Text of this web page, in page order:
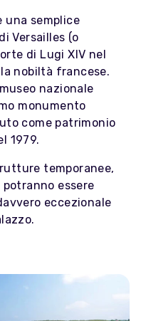
una semplice
Versailles (o
di Lugi XIV nel
nobiltà francese.
nazionale
monumento
come patrimonio
1979.
temporanee,
essere
eccezionale